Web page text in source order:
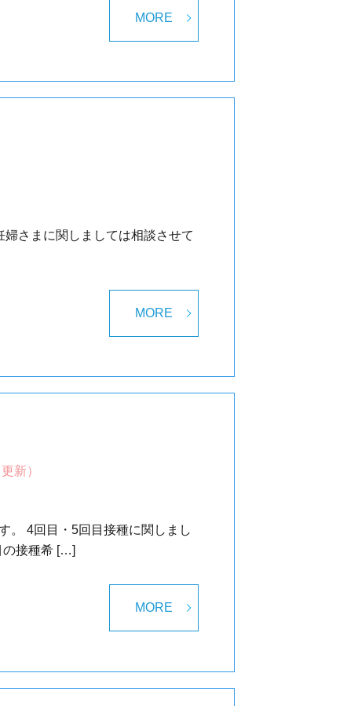
MORE
さまに関しましては相談させて
MORE
新）
。 4回目・5回目接種に関しまし
の接種希 […]
MORE